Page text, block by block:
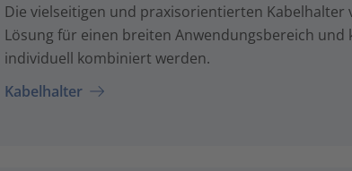
Die vielseitigen und praxisorientierten Kabelhalter
Lösung für einen breiten Anwendungsbereich
individuell kombiniert werden.
Kabelhalter